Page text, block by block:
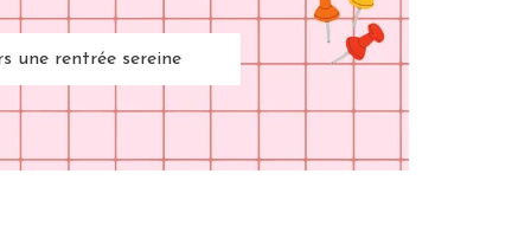
une rentrée sereine